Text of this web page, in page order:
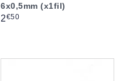
6x0,5mm (x1fil)
Prix
2€50